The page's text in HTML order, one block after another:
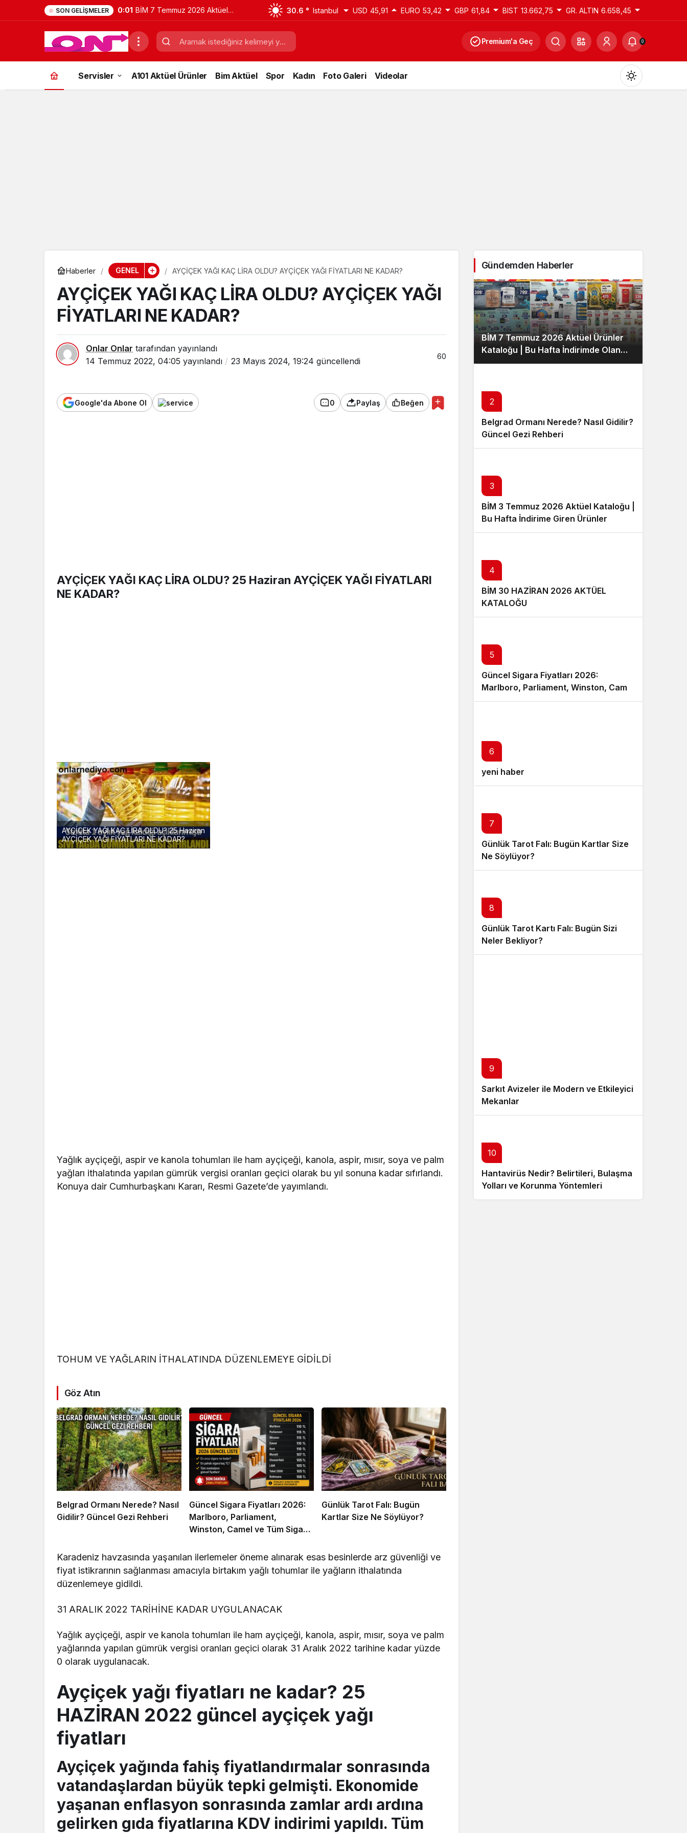
SON GELIŞMELER 0:01 BİM 7 Temmuz 2026 Aktüel
Ürünler Kataloğu | Bu Hafta
İndirimde Olan Ürünler
30.6 ° Istanbul USD 45,91 EURO 53,42 GBP 61,84 BIST 13.662,75 GR. ALTIN 6.658,45
Premium'a Geç 0
Servisler A101 Aktüel Ürünler Bim Aktüel Spor Kadın Foto Galeri Videolar
Haberler GENEL AYÇİÇEK YAĞI KAÇ LİRA OLDU? AYÇİÇEK YAĞI FİYATLARI NE KADAR?
AYÇİÇEK YAĞI KAÇ LİRA OLDU? AYÇİÇEK YAĞI
FİYATLARI NE KADAR?
Onlar Onlar tarafından yayınlandı
14 Temmuz 2022, 04:05 yayınlandı 23 Mayıs 2024, 19:24 güncellendi 60
Google'da Abone Ol 0 Paylaş Beğen
AYÇİÇEK YAĞI KAÇ LİRA OLDU? 25 Haziran AYÇİÇEK YAĞI FİYATLARI
NE KADAR?
AYÇİÇEK YAĞI KAÇ LİRA OLDU? 25 Haziran
AYÇİÇEK YAĞI FİYATLARI NE KADAR?
Yağlık ayçiçeği, aspir ve kanola tohumları ile ham ayçiçeği, kanola, aspir, mısır, soya ve palm
yağları ithalatında yapılan gümrük vergisi oranları geçici olarak bu yıl sonuna kadar sıfırlandı.
Konuya dair Cumhurbaşkanı Kararı, Resmi Gazete’de yayımlandı.
TOHUM VE YAĞLARIN İTHALATINDA DÜZENLEMEYE GİDİLDİ
Göz Atın
Belgrad Ormanı Nerede? Nasıl
Gidilir? Güncel Gezi Rehberi
Güncel Sigara Fiyatları 2026:
Marlboro, Parliament,
Winston, Camel ve Tüm Sigara
Günlük Tarot Falı: Bugün
Kartlar Size Ne Söylüyor?
Karadeniz havzasında yaşanılan ilerlemeler öneme alınarak esas besinlerde arz güvenliği ve
fiyat istikrarının sağlanması amacıyla birtakım yağlı tohumlar ile yağların ithalatında
düzenlemeye gidildi.
31 ARALIK 2022 TARİHİNE KADAR UYGULANACAK
Yağlık ayçiçeği, aspir ve kanola tohumları ile ham ayçiçeği, kanola, aspir, mısır, soya ve palm
yağlarında yapılan gümrük vergisi oranları geçici olarak 31 Aralık 2022 tarihine kadar yüzde
0 olarak uygulanacak.
Ayçiçek yağı fiyatları ne kadar? 25
HAZİRAN 2022 güncel ayçiçek yağı
fiyatları
Ayçiçek yağında fahiş fiyatlandırmalar sonrasında
vatandaşlardan büyük tepki gelmişti. Ekonomide
yaşanan enflasyon sonrasında zamlar ardı ardına
gelirken gıda fiyatlarına KDV indirimi yapıldı. Tüm
Gündemden Haberler
BİM 7 Temmuz 2026 Aktüel Ürünler
Kataloğu | Bu Hafta İndirimde Olan
Ürünler
2
Belgrad Ormanı Nerede? Nasıl Gidilir?
Güncel Gezi Rehberi
3
BİM 3 Temmuz 2026 Aktüel Kataloğu |
Bu Hafta İndirime Giren Ürünler
4
BİM 30 HAZİRAN 2026 AKTÜEL
KATALOĞU
5
Güncel Sigara Fiyatları 2026:
Marlboro, Parliament, Winston, Camel
ve Tüm Sigara Markalarının Zamlı
6
yeni haber
7
Günlük Tarot Falı: Bugün Kartlar Size
Ne Söylüyor?
8
Günlük Tarot Kartı Falı: Bugün Sizi
Neler Bekliyor?
9
Sarkıt Avizeler ile Modern ve Etkileyici
Mekanlar
10
Hantavirüs Nedir? Belirtileri, Bulaşma
Yolları ve Korunma Yöntemleri